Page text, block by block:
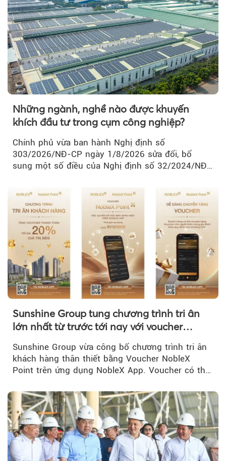
Những ngành, nghề nào được khuyến
khích đầu tư trong cụm công nghiệp?
Chính phủ vừa ban hành Nghị định số
303/2026/NĐ-CP ngày 1/8/2026 sửa đổi, bổ
sung một số điều của Nghị định số 32/2024/NĐ-
Sunshine Group tung chương trình tri ân
lớn nhất từ trước tới nay với voucher
NobleX Point cho khách hàng thân thiết
Sunshine Group vừa công bố chương trình tri ân
khách hàng thân thiết bằng Voucher NobleX
Point trên ứng dụng NobleX App. Voucher có thể